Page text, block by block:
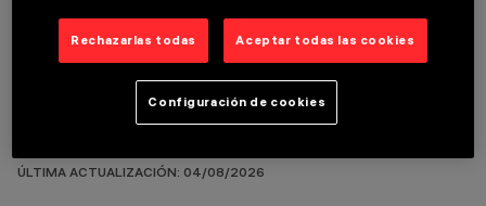
ÚLTIMA ACTUALIZACIÓN: 04/08/2026
Rechazarlas todas Aceptar todas las cookies
Configuración de cookies